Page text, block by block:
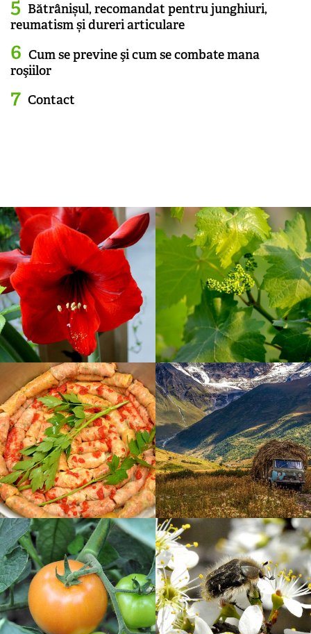
Bătrânișul, recomandat pentru junghiuri,
reumatism și dureri articulare
Cum se previne şi cum se combate mana
roşiilor
Contact